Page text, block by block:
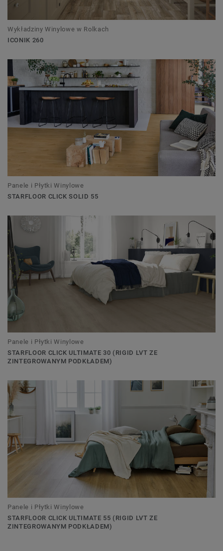
Wykładziny Winylowe w Rolkach
ICONIK 260
Panele i Płytki Winylowe
STARFLOOR CLICK SOLID 55
Panele i Płytki Winylowe
STARFLOOR CLICK ULTIMATE 30 (RIGID LVT ZE
ZINTEGROWANYM PODKŁADEM)
Panele i Płytki Winylowe
STARFLOOR CLICK ULTIMATE 55 (RIGID LVT ZE
ZINTEGROWANYM PODKŁADEM)